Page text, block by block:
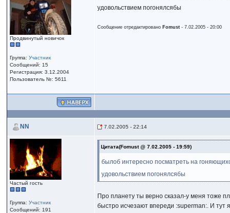
Продвинутый новичок
Группа:Участник
Сообщений: 15
Регистрация: 3.12.2004
Пользователь №: 5611
удовольствием погонялсябы
Сообщение отредактировано Fomust - 7.02.2005 - 20:00
NN 7.02.2005 - 22:14
Частый гость
Группа:Участник
Сообщений: 191
Цитата(Fomust @ 7.02.2005 - 19:59)
былоб интересно посматреть на
удовольствием погонялсябы
Про планету ты верно сказал-у меня тоже
быстро исчезают впереди :superman:. И тут